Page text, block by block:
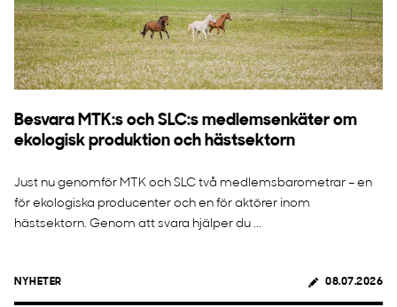
Besvara MTK:s och SLC:s medlemsenkäter om
ekologisk produktion och hästsektorn
Just nu genomför MTK och SLC två medlemsbarometrar – en
för ekologiska producenter och en för aktörer inom
hästsektorn. Genom att svara hjälper du ...
NYHETER 08.07.2026